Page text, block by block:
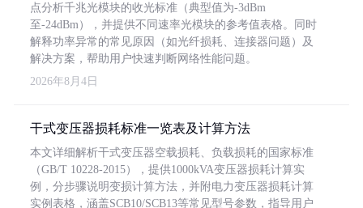
点分析千兆光模块的收光标准（典型值为-3dBm
至-24dBm），并提供不同速率光模块的参考值表格。同时
解释功率异常的常见原因（如光纤损耗、连接器问题）及
解决方案，帮助用户快速判断网络性能问题。
2026年8月4日
干式变压器损耗标准一览表及计算方法
本文详细解析干式变压器空载损耗、负载损耗的国家标准
（GB/T 10228-2015），提供1000kVA变压器损耗计算实
例，分步骤说明变损计算方法，并附电力变压器损耗计算
实例表格，涵盖SCB10/SCB13等常见型号参数，指导用户